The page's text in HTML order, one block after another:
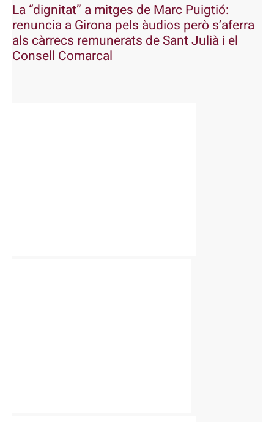
La “dignitat” a mitges de Marc Puigtió:
renuncia a Girona pels àudios però s’aferra
als càrrecs remunerats de Sant Julià i el
Consell Comarcal